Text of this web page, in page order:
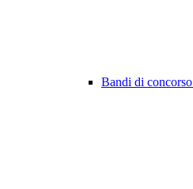
Bandi di concorso